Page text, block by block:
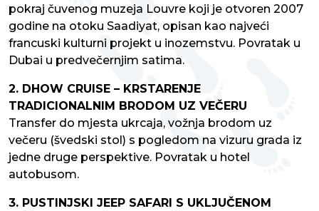
pokraj čuvenog muzeja Louvre koji je otvoren 2007
godine na otoku Saadiyat, opisan kao najveći
francuski kulturni projekt u inozemstvu. Povratak u
Dubai u predvečernjim satima.
2. DHOW CRUISE – KRSTARENJE
TRADICIONALNIM BRODOM UZ VEČERU
Transfer do mjesta ukrcaja, vožnja brodom uz
večeru (švedski stol) s pogledom na vizuru grada iz
jedne druge perspektive. Povratak u hotel
autobusom.
3. PUSTINJSKI JEEP SAFARI S UKLJUČENOM